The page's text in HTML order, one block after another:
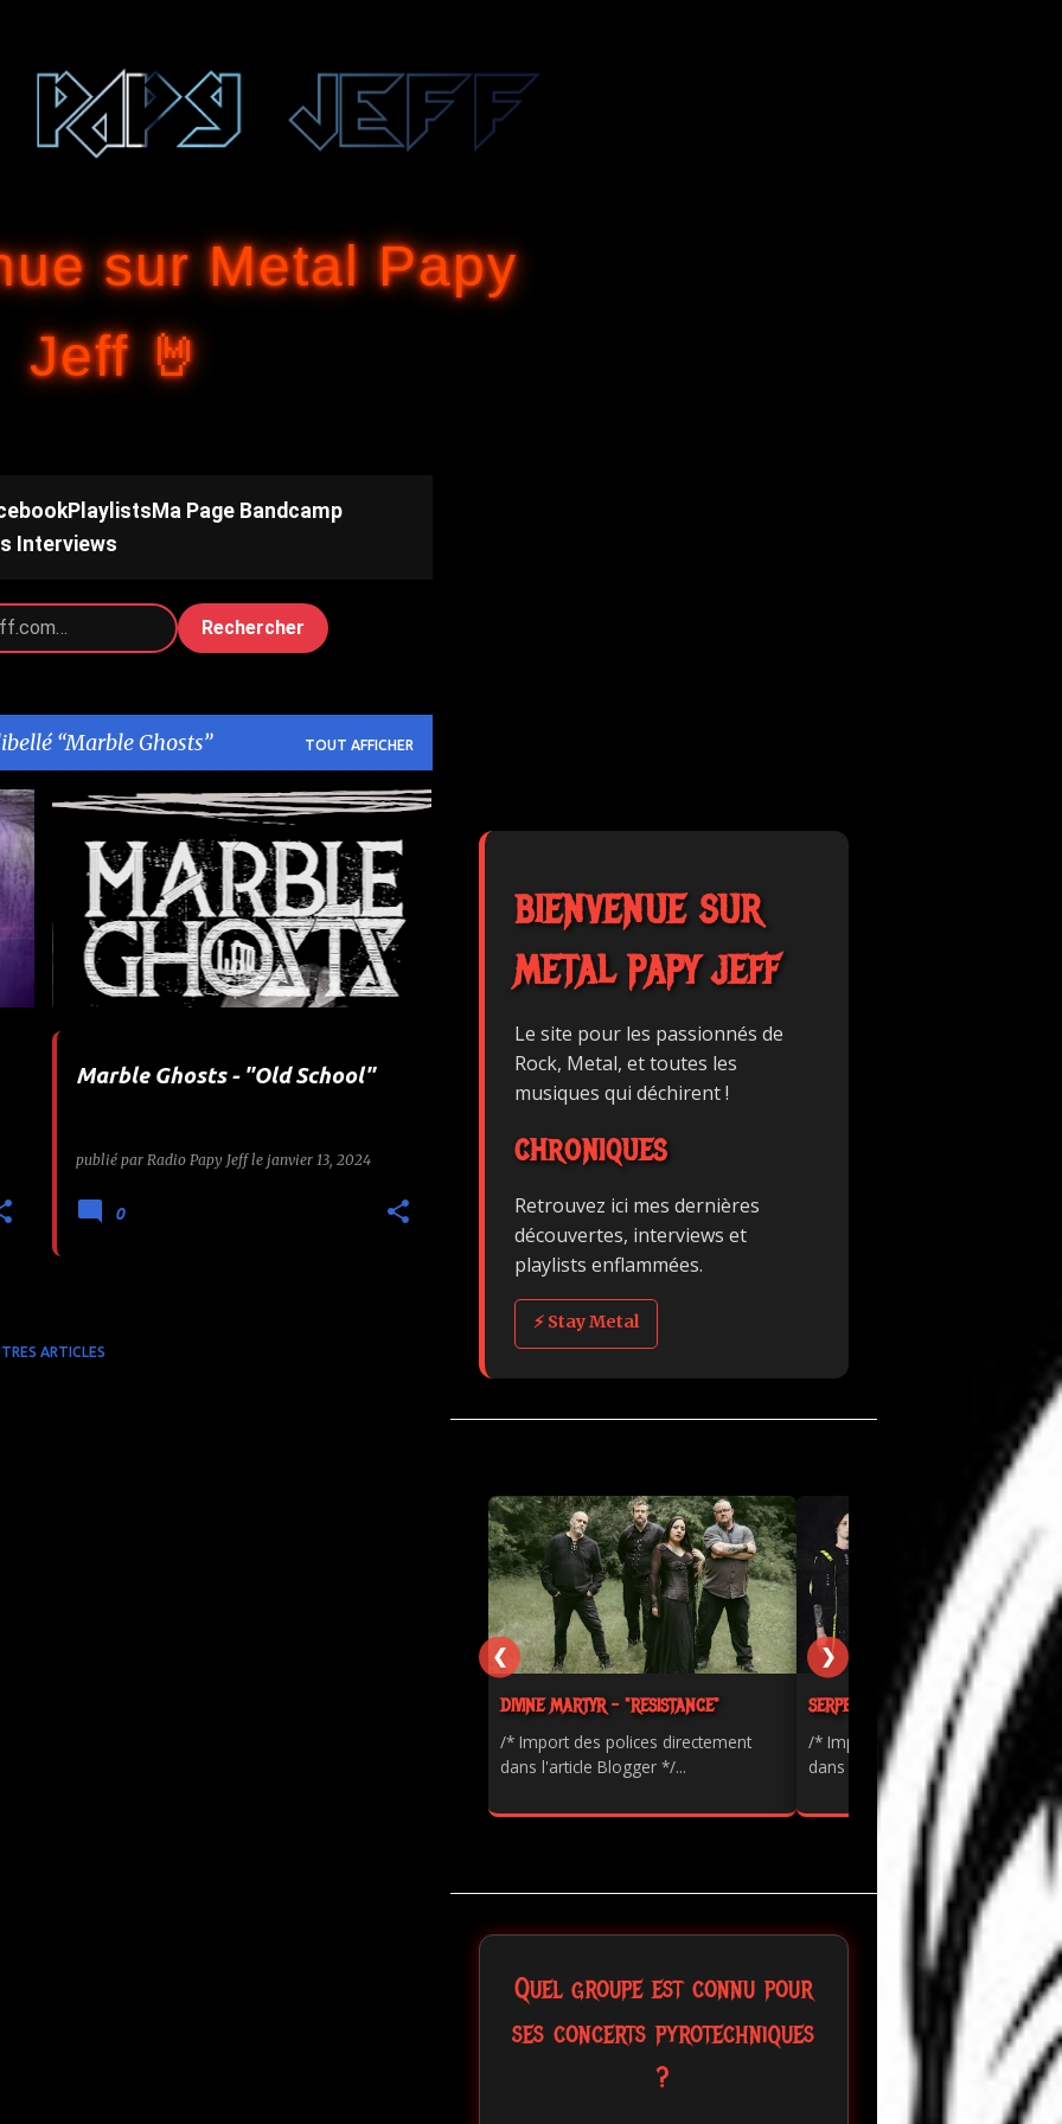
sur Metal Papy
Jeff 🤘
Playlists Ma Page Bandcamp
Interviews
Rechercher
Marble Ghosts TOUT AFFICHER
+
Marble Ghosts - "Old School"
publié par Radio Papy Jeff le janvier 13, 2024
ASHER MEDIA RELATIONS
METAL OLD SCHOOL +
PAPY JEFF
0
ARTICLES
BIENVENUE SUR
METAL PAPY JEFF
Le site pour les passionnés de
Rock, Metal, et toutes les
musiques qui déchirent !
CHRONIQUES
Retrouvez ici mes dernières
découvertes, interviews et
playlists enflammées.
⚡ Stay Metal
DIVINE MARTYR - "RESISTANCE"
/* Import des polices directement
dans l'article Blogger */...
SERPENTS - "PAINKILLER"
/* Import des polices directement
dans l'article Blogger */...
❮ ❯
Quel groupe est connu pour
ses concerts pyrotechniques
?